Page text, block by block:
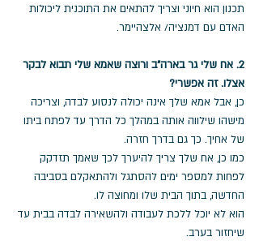
תכנון הוא חיוני וצריך להתאים את התוכנית ליכולות
האדם עם דמנציה/ אלצהיימר.
2. אח שלי גר בארה"ב ורוצה שאמא שלי תבוא לבקר
אצלו. זה אפשרי?
כן, אבל אמא שלך אינה יכולה לנסוע לבדה, וצריכה
מישהו שילווה אותה במהלך כל הדרך עד לפתח ביתו
של אחיך. כך גם בדרך חזרה.
כמו כן, אח שלך צריך להיערך לכך שאמך תזדקק
לפחות למספר ימים להסתגל ולהתאקלם בסביבה
החדשה, בתוך הבית שלו ומחוצה לו.
הוא לא יוכל ללכת לעבודה ולהשאירה לבדה בבית עד
שיחזור בערב.